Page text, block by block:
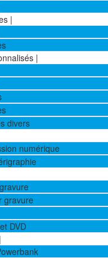
|
|
divers
numérique
gravure
DVD